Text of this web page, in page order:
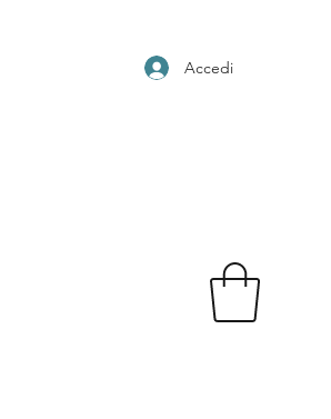
Accedi